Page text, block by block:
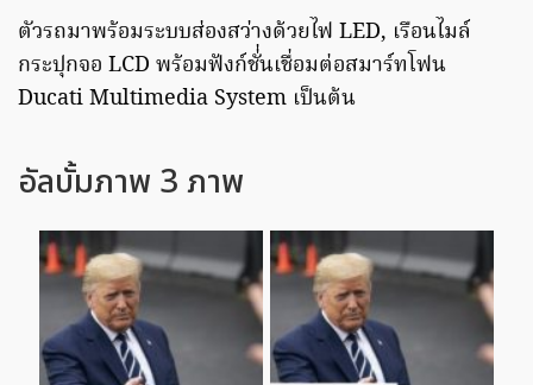
ตัวรถมาพร้อมระบบส่องสว่างด้วยไฟ LED, เรือนไมล์
กระปุกจอ LCD พร้อมฟังก์ชั่่นเชื่อมต่อสมาร์ทโฟน
Ducati Multimedia System เป็นต้น
อัลบั้มภาพ 3 ภาพ